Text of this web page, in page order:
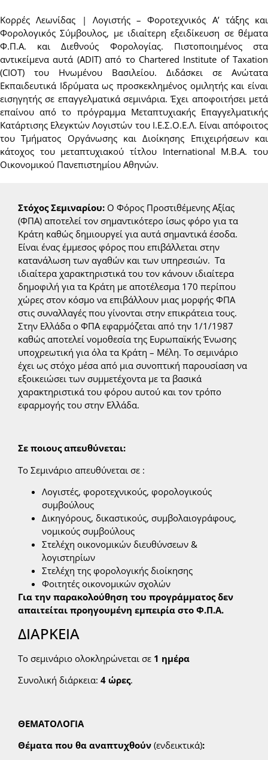
Κορρές Λεωνίδας | Λογιστής – Φοροτεχνικός Α’ τάξης και
Φορολογικός Σύμβουλος, με ιδιαίτερη εξειδίκευση σε θέματα
Φ.Π.Α. και Διεθνούς Φορολογίας. Πιστοποιημένος στα
αντικείμενα αυτά (ADIT) από το Chartered Institute of Taxation
(CIOT) του Ηνωμένου Βασιλείου. Διδάσκει σε Ανώτατα
Εκπαιδευτικά Ιδρύματα ως προσκεκλημένος ομιλητής και είναι
εισηγητής σε επαγγελματικά σεμινάρια. Έχει αποφοιτήσει μετά
επαίνου από το πρόγραμμα Μεταπτυχιακής Επαγγελματικής
Κατάρτισης Ελεγκτών Λογιστών του Ι.Ε.Σ.Ο.Ε.Λ. Είναι απόφοιτος
του Τμήματος Οργάνωσης και Διοίκησης Επιχειρήσεων και
κάτοχος του μεταπτυχιακού τίτλου International M.B.A. του
Οικονομικού Πανεπιστημίου Αθηνών.
Στόχος Σεμιναρίου: Ο Φόρος Προστιθέμενης Αξίας
(ΦΠΑ) αποτελεί τον σημαντικότερο ίσως φόρο για τα
Κράτη καθώς δημιουργεί για αυτά σημαντικά έσοδα.
Είναι ένας έμμεσος φόρος που επιβάλλεται στην
κατανάλωση των αγαθών και των υπηρεσιών. Τα
ιδιαίτερα χαρακτηριστικά του τον κάνουν ιδιαίτερα
δημοφιλή για τα Κράτη με αποτέλεσμα 170 περίπου
χώρες στον κόσμο να επιβάλλουν μιας μορφής ΦΠΑ
στις συναλλαγές που γίνονται στην επικράτεια τους.
Στην Ελλάδα ο ΦΠΑ εφαρμόζεται από την 1/1/1987
καθώς αποτελεί νομοθεσία της Ευρωπαϊκής Ένωσης
υποχρεωτική για όλα τα Κράτη – Μέλη. Το σεμινάριο
έχει ως στόχο μέσα από μια συνοπτική παρουσίαση να
εξοικειώσει των συμμετέχοντα με τα βασικά
χαρακτηριστικά του φόρου αυτού και τον τρόπο
εφαρμογής του στην Ελλάδα.
Σε ποιους απευθύνεται:
Το Σεμινάριο απευθύνεται σε :
Λογιστές, φοροτεχνικούς, φορολογικούς
συμβούλους
Δικηγόρους, δικαστικούς, συμβολαιογράφους,
νομικούς συμβούλους
Στελέχη οικονομικών διευθύνσεων &
λογιστηρίων
Στελέχη της φορολογικής διοίκησης
Φοιτητές οικονομικών σχολών
Για την παρακολούθηση του προγράμματος δεν
απαιτείται προηγουμένη εμπειρία στο Φ.Π.Α.
ΔΙΑΡΚΕΙΑ
Το σεμινάριο ολοκληρώνεται σε 1 ημέρα
Συνολική διάρκεια: 4 ώρες.
ΘΕΜΑΤΟΛΟΓΙΑ
Θέματα που θα αναπτυχθούν (ενδεικτικά):